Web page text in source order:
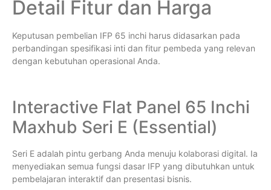
Detail Fitur dan Harga
Keputusan pembelian IFP 65 inchi harus didasarkan pada
perbandingan spesifikasi inti dan fitur pembeda yang relevan
dengan kebutuhan operasional Anda.
Interactive Flat Panel 65 Inchi
Maxhub Seri E (Essential)
Seri E adalah pintu gerbang Anda menuju kolaborasi digital. Ia
menyediakan semua fungsi dasar IFP yang dibutuhkan untuk
pembelajaran interaktif dan presentasi bisnis.